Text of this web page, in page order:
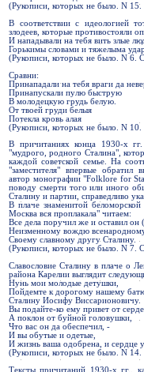
(Рукописи, которых не было. N
В соответствии с идеологией
злодеев, которые противостояли
И нападывали на тебя вить злые
Горькимы словами и тяжелыма
(Рукописи, которых не было. N 6.
Сравни:
Принападали на тебя враги да
Принапускали пулю быструю
В молодецкую грудь белую.
От твоей груди белыя
Потекла кровь алая
(Рукописи, которых не было. N
В причитаниях конца 1930-х
"мудрого, родного Сталина",
каждой советской семье. На
"заместителя" впервые обратил
автор монографии "Folklore for
поводу смерти того или иного
Сталину и партии, справедливо
В плаче знаменитой
Москва вся проплакала" читаем:
Все дела поручил же и оставил
Неизменному вождю
Своему славному другу Сталину.
(Рукописи, которых не было. N 7.
Славословие Сталину в плаче о
района Карелии выглядит
Нунь мои молодые детушки,
Пойдемте к дорогому нашему
Сталину Иосифу Виссарионовичу.
Вы подайте-ко ему привет от
А поклон от буйной головушки,
Что вас он да обеспечил, -
И вы обутые и одетые,
И жизнь ваша одобрена, и сердце
(Рукописи, которых не было. N
Тексты причитаний 1930-х гг.,